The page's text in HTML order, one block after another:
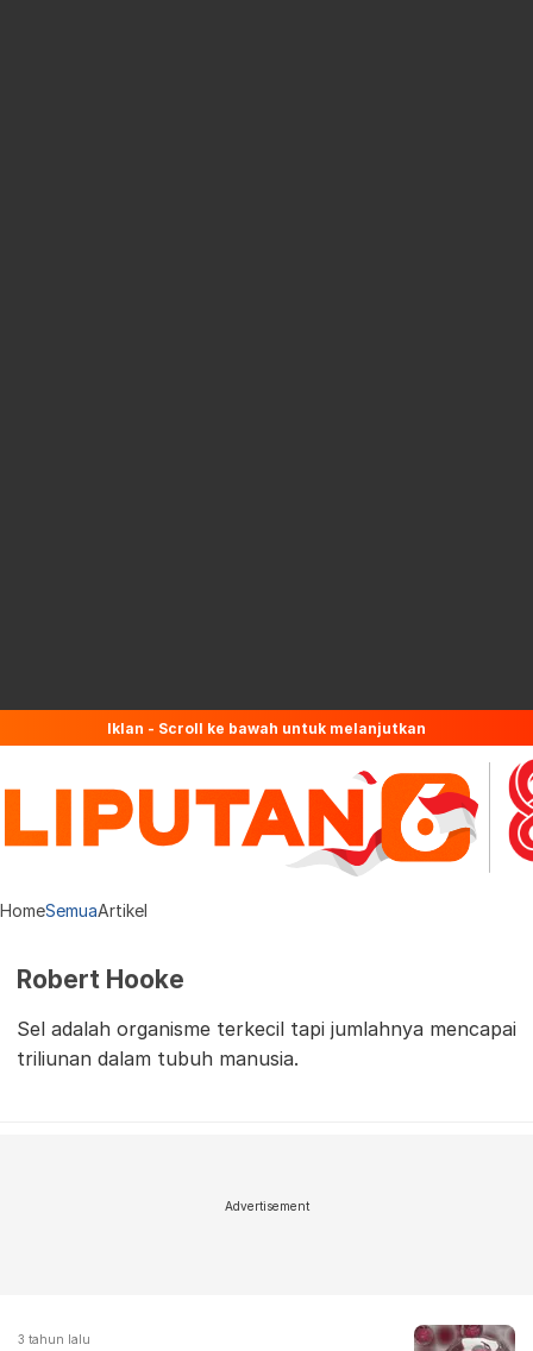
Iklan - Scroll ke bawah untuk melanjutkan
HomeSemuaArtikel
Robert Hooke
Sel adalah organisme terkecil tapi jumlahnya mencapai
triliunan dalam tubuh manusia.
Advertisement
3 tahun lalu